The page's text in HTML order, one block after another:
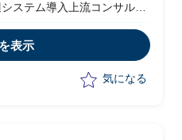
システム導入上流コンサル支
件定義フェーズ
：S/4 HANA
表示
気になる